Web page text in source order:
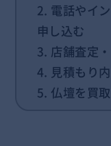
2. 電話やイ
申し込む
3. 店舗査定
4. 見積もり
5. 仏壇を買